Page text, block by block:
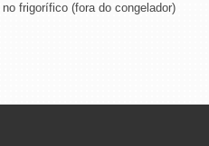
frigorífico (fora do congelador)